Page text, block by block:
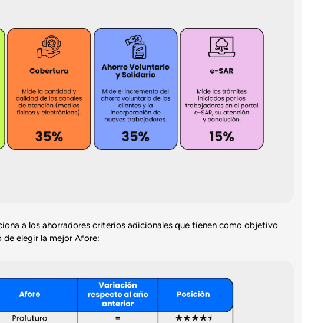
a los ahorradores criterios adicionales que tienen como objetivo
de elegir la mejor Afore: